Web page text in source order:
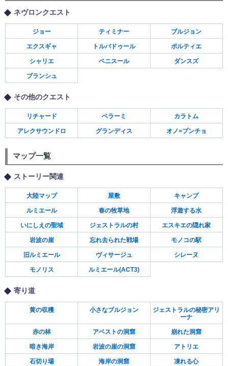
ネヴロンクエスト
ジョー ティミナー ブルジョン
エクスギャ トルバドゥール ポルティエ
シャリエ ベニスール ダンスズ
ブランシュ
その他のクエスト
リチャード ベラーミ カラトム
アレクサウンドロ グランディス オノ=プンチョ
マップ一覧
ストーリー関連
大陸マップ 屋敷 キャンプ
ルミエール 春の牧草地 浮遊する水
いにしえの聖域 ジェストラルの村 エスキエの隠れ家
岩波の崖 忘れ去られた戦場 モノコの駅
旧ルミエール ヴィサージュ シレーヌ
モノリス ルミエール(ACT3)
寄り道
黄の収穫 小さなブルジョン
ジェストラルの秘密アリ
ーナ
赤の林 アベストの洞窟 崩れた洞窟
暗き海岸 岩波の崖の洞窟 アトリエ
石切り場 海岸の洞窟 凍れる心